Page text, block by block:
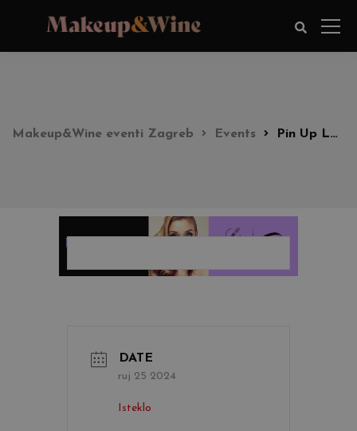
Makeup&Wine eventi Zagreb Events Pin Up Look Party
DATE
ruj 25 2024
Isteklo